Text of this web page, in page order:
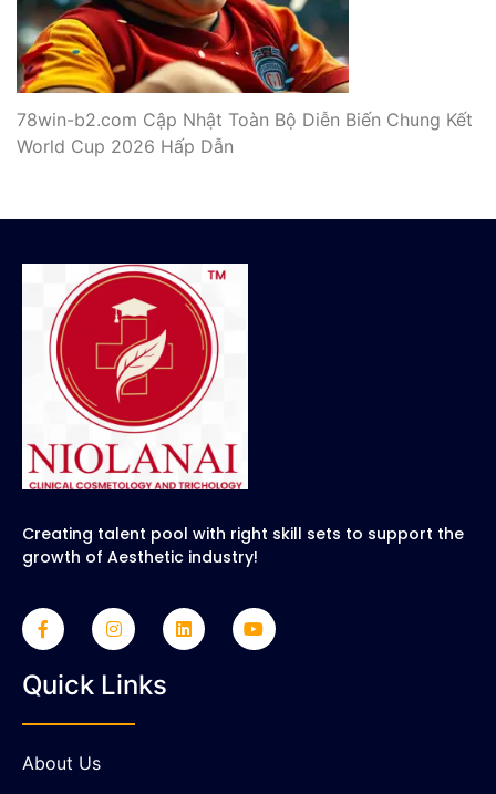
78win-b2.com Cập Nhật Toàn Bộ Diễn Biến Chung Kết
World Cup 2026 Hấp Dẫn
Creating talent pool with right skill sets to support the
growth of Aesthetic industry!
Quick Links
About Us